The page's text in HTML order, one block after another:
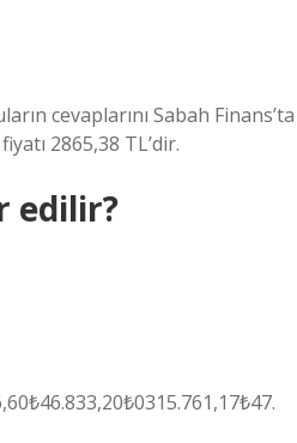
cevaplarını Sabah Finans’ta
2865,38 TL’dir.
edilir?